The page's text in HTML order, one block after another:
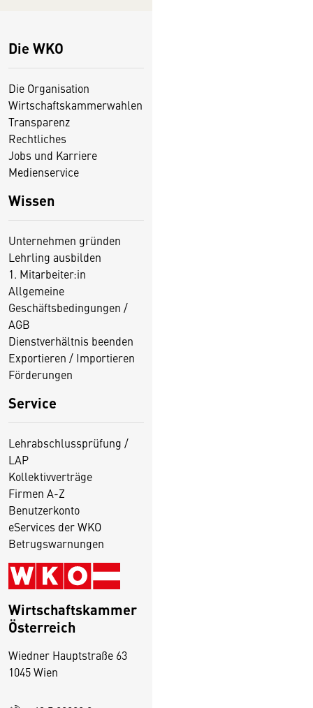
Die WKO
Die Organisation
Wirtschaftskammerwahlen
Transparenz
Rechtliches
Jobs und Karriere
Medienservice
Wissen
Unternehmen gründen
Lehrling ausbilden
1. Mitarbeiter:in
Allgemeine
Geschäftsbedingungen /
AGB
Dienstverhältnis beenden
Exportieren / Importieren
Förderungen
Service
Lehrabschlussprüfung /
LAP
Kollektivverträge
Firmen A-Z
Benutzerkonto
eServices der WKO
Betrugswarnungen
Wirtschaftskammer
Österreich
Wiedner Hauptstraße 63
1045 Wien